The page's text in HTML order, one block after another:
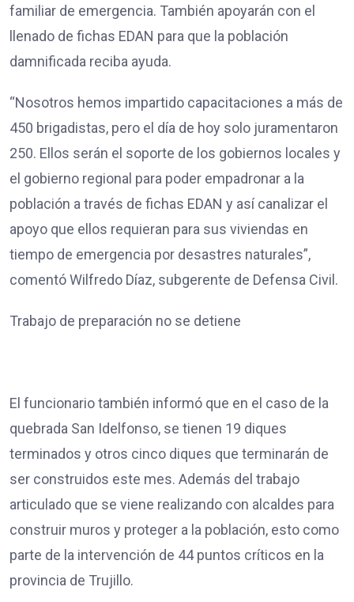
familiar de emergencia. También apoyarán con el
llenado de fichas EDAN para que la población
damnificada reciba ayuda.
“Nosotros hemos impartido capacitaciones a más de
450 brigadistas, pero el día de hoy solo juramentaron
250. Ellos serán el soporte de los gobiernos locales y
el gobierno regional para poder empadronar a la
población a través de fichas EDAN y así canalizar el
apoyo que ellos requieran para sus viviendas en
tiempo de emergencia por desastres naturales”,
comentó Wilfredo Díaz, subgerente de Defensa Civil.
Trabajo de preparación no se detiene
El funcionario también informó que en el caso de la
quebrada San Idelfonso, se tienen 19 diques
terminados y otros cinco diques que terminarán de
ser construidos este mes. Además del trabajo
articulado que se viene realizando con alcaldes para
construir muros y proteger a la población, esto como
parte de la intervención de 44 puntos críticos en la
provincia de Trujillo.